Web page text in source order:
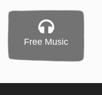
Free Music